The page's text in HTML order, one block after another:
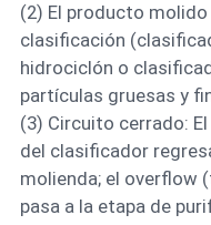
(2) El producto
clasificación
hidrociclón o
partículas gruesas y
(3) Circuito cerrado:
del clasificador
molienda; el overflow
pasa a la etapa de